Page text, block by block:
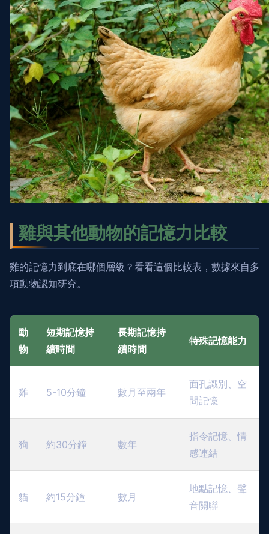
雞與其他動物的記憶力比較
雞的記憶力到底在哪個層級？看看這個比較表，數據來自多
項動物認知研究。
動
物
短期記憶持
續時間
長期記憶持
續時間
特殊記憶能力
雞 5-10分鐘 數月至兩年
面孔識別、空
間記憶
狗 約30分鐘 數年
指令記憶、情
感連結
貓 約15分鐘 數月
地點記憶、聲
音關聯